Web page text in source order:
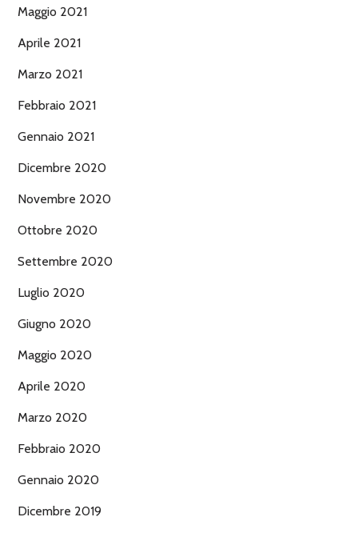
Maggio 2021
Aprile 2021
Marzo 2021
Febbraio 2021
Gennaio 2021
Dicembre 2020
Novembre 2020
Ottobre 2020
Settembre 2020
Luglio 2020
Giugno 2020
Maggio 2020
Aprile 2020
Marzo 2020
Febbraio 2020
Gennaio 2020
Dicembre 2019